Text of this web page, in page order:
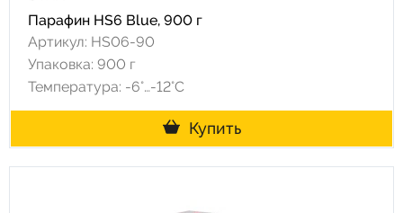
Парафин HS6 Blue, 900 г
Артикул: HS06-90
Упаковка: 900 г
Температура: -6°…-12°C
Купить